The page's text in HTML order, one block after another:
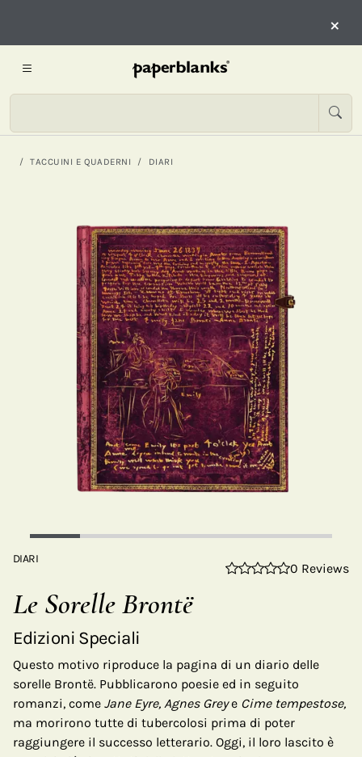
×
TACCUINI E QUADERNI DIARI
DIARI
0 Reviews
Le Sorelle Brontë
Edizioni Speciali
Questo motivo riproduce la pagina di un diario delle
sorelle Brontë. Pubblicarono poesie ed in seguito
romanzi, come Jane Eyre, Agnes Greye Cime tempestose,
ma morirono tutte di tubercolosi prima di poter
raggiungere il successo letterario. Oggi, il loro lascito è